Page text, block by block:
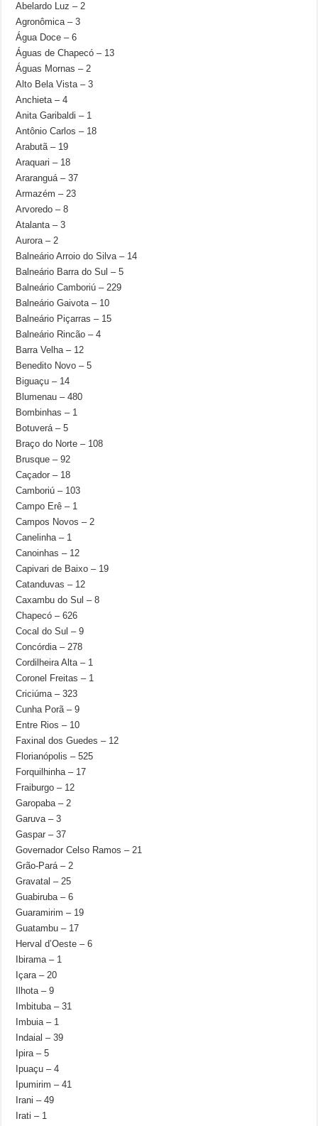
Abelardo Luz – 2
Agronômica – 3
Água Doce – 6
Águas de Chapecó – 13
Águas Mornas – 2
Alto Bela Vista – 3
Anchieta – 4
Anita Garibaldi – 1
Antônio Carlos – 18
Arabutã – 19
Araquari – 18
Araranguá – 37
Armazém – 23
Arvoredo – 8
Atalanta – 3
Aurora – 2
Balneário Arroio do Silva – 14
Balneário Barra do Sul – 5
Balneário Camboriú – 229
Balneário Gaivota – 10
Balneário Piçarras – 15
Balneário Rincão – 4
Barra Velha – 12
Benedito Novo – 5
Biguaçu – 14
Blumenau – 480
Bombinhas – 1
Botuverá – 5
Braço do Norte – 108
Brusque – 92
Caçador – 18
Camboriú – 103
Campo Erê – 1
Campos Novos – 2
Canelinha – 1
Canoinhas – 12
Capivari de Baixo – 19
Catanduvas – 12
Caxambu do Sul – 8
Chapecó – 626
Cocal do Sul – 9
Concórdia – 278
Cordilheira Alta – 1
Coronel Freitas – 1
Criciúma – 323
Cunha Porã – 9
Entre Rios – 10
Faxinal dos Guedes – 12
Florianópolis – 525
Forquilhinha – 17
Fraiburgo – 12
Garopaba – 2
Garuva – 3
Gaspar – 37
Governador Celso Ramos – 21
Grão-Pará – 2
Gravatal – 25
Guabiruba – 6
Guaramirim – 19
Guatambu – 17
Herval d’Oeste – 6
Ibirama – 1
Içara – 20
Ilhota – 9
Imbituba – 31
Imbuia – 1
Indaial – 39
Ipira – 5
Ipuaçu – 4
Ipumirim – 41
Irani – 49
Irati – 1